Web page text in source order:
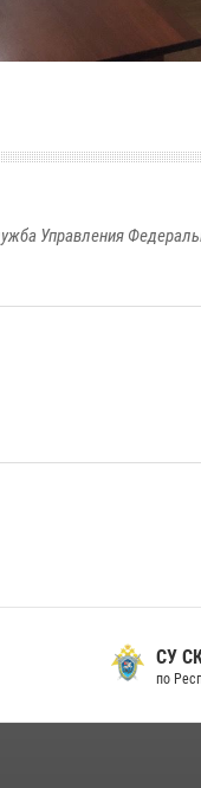
Управления
СУ
по